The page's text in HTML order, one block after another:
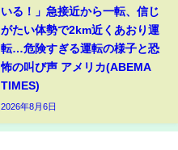
いる！」急接近から一転、信じ
がたい体勢で2km近くあおり運
転…危険すぎる運転の様子と恐
怖の叫び声 アメリカ(ABEMA
TIMES)
2026年8月6日